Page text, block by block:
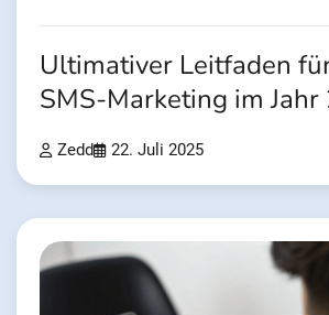
Ultimativer Leitfaden
SMS-Marketing im Jahr
Zedd 22. Juli 2025